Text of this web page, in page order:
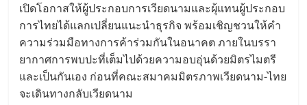
เปิดโอกาสให้ผู้ประกอบการเวียดนามและผุ้แทนผู้ประกอบ
การไทยได้แลกเปลี่ยนแนะนำธุรกิจ พร้อมเชิญชวนให้คำ
ความร่วมมือทางการค้าร่วมกันในอนาคต ภายในบรรา
ยากาศการพบปะที่เต็มไปด้วยความอบอุ่นด้วยมิตรไมตรี
และเป็นกันเอง ก่อนที่คณะสมาคมมิตรภาพเวียดนาม-ไทย
จะเดินทางกลับเวียดนาม